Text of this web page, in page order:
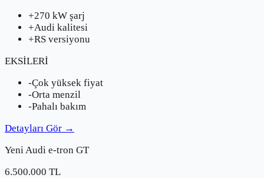
+270 kW şarj
+Audi kalitesi
+RS versiyonu
EKSİLERİ
-Çok yüksek fiyat
-Orta menzil
-Pahalı bakım
Detayları Gör →
Yeni Audi e-tron GT
6.500.000 TL